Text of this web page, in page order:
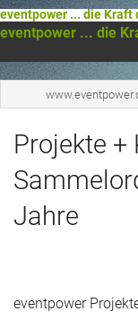
eventpower ... die
eventpower ... die
Startseite
Das war 2021
Das war 2020
Das war 2018
Projekte +
Jahre
eventpower